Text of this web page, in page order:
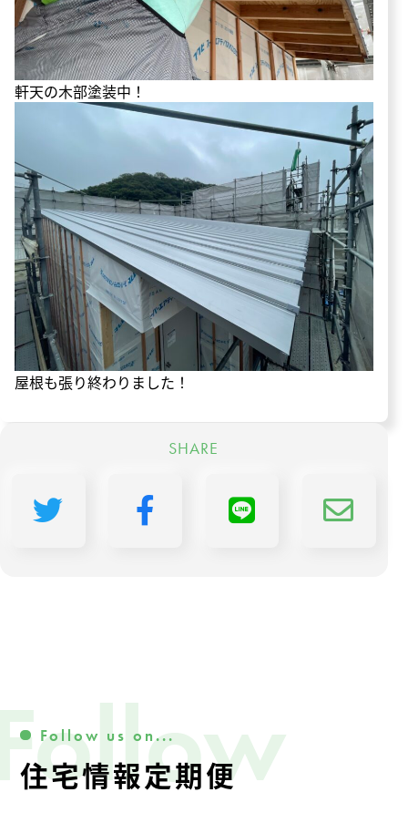
軒天の木部塗装中！
屋根も張り終わりました！
SHARE
Follow us on...
住宅情報定期便